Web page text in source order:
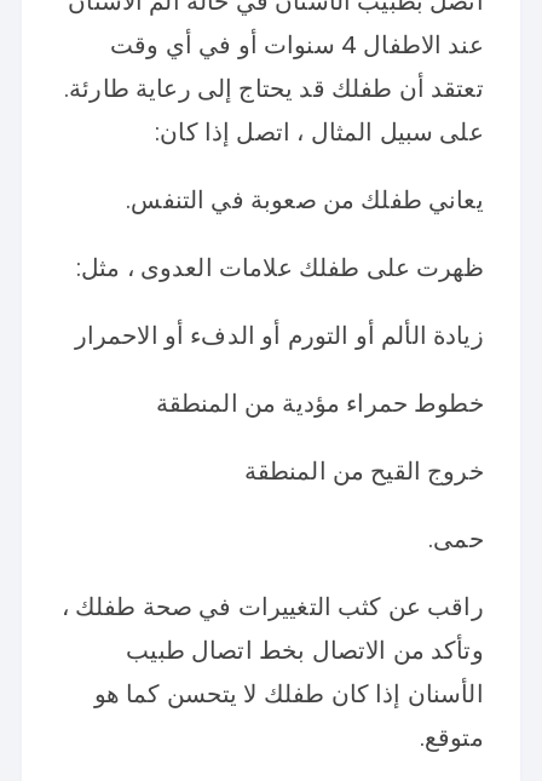
عند الاطفال 4 سنوات أو في أي وقت
تعتقد أن طفلك قد يحتاج إلى رعاية طارئة.
على سبيل المثال ، اتصل إذا كان:
يعاني طفلك من صعوبة في التنفس.
ظهرت على طفلك علامات العدوى ، مثل:
زيادة الألم أو التورم أو الدفء أو الاحمرار
خطوط حمراء مؤدية من المنطقة
خروج القيح من المنطقة
حمى.
راقب عن كثب التغييرات في صحة طفلك ،
وتأكد من الاتصال بخط اتصال طبيب
الأسنان إذا كان طفلك لا يتحسن كما هو
متوقع.